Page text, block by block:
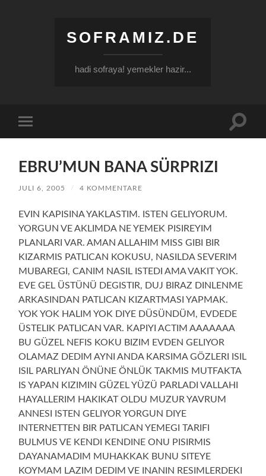
SOFRAMIZ.DE
hadi sofraya! yemekler hazir...
Menü
EBRU’MUN BANA SÜRPRIZI
JULI 6, 2005 / 4 KOMMENTARE
EVIN KAPISINA YAKLASTIM. ISTEN GELIYORUM.
YORGUN VE AKLIMDA NE YEMEK PISIREYIM
PLANLARI VAR. AMAN ALLAHIM MISS GIBI BIR
KIZARMIS PATLICAN KOKUSU, NASILDA SEVERIM
MUBAREGI, CANIM NASIL ISTEDI AMA VAKIT YOK.
EVE GEL ÜSTÜNÜ DEGISTIR, DUJ BIRAZ DINLENME
ARKASINDAN PATLICAN KIZARTMASI YAPMAK.
YOK YOK HALIM YOK DIYE DÜSÜNDÜM, EVDEDE
ÜSTELIK PATLICAN VAR. KAPIYI ACTIM AAAAAAA
BU GÜZEL NEFIS KOKU BIZIM EVDEN GELIYOR
OLAMAZ DEDIM AYNI ANDA KARSIMA GÖZLERI ISIL
ISIL PARLIYAN ÖNÜNE ÖNLÜK TAKMIS MUTFAKTA
IS YAPAN KIZIMIN GÜZEL YÜZÜ PARLADI VALLAHI
HAYALLERIM HAKIKAT OLDU MUZUR YAVRUM
ANNESI ISTEN GELIYOR YORGUN DIYE
INTERNETTEN BIR PATLICAN YEMEGI TARIFI
BULMUS VE KENDI KENDINE ONU PISIRMIS
DAYANAMADIM MUHAKKAK BUNU SITEYE
KOYMAM LAZIM DEDIM VE INANIN RESIMLERDEKI